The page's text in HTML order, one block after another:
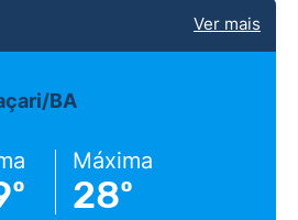
Ver mais
BA
Máxima
28º